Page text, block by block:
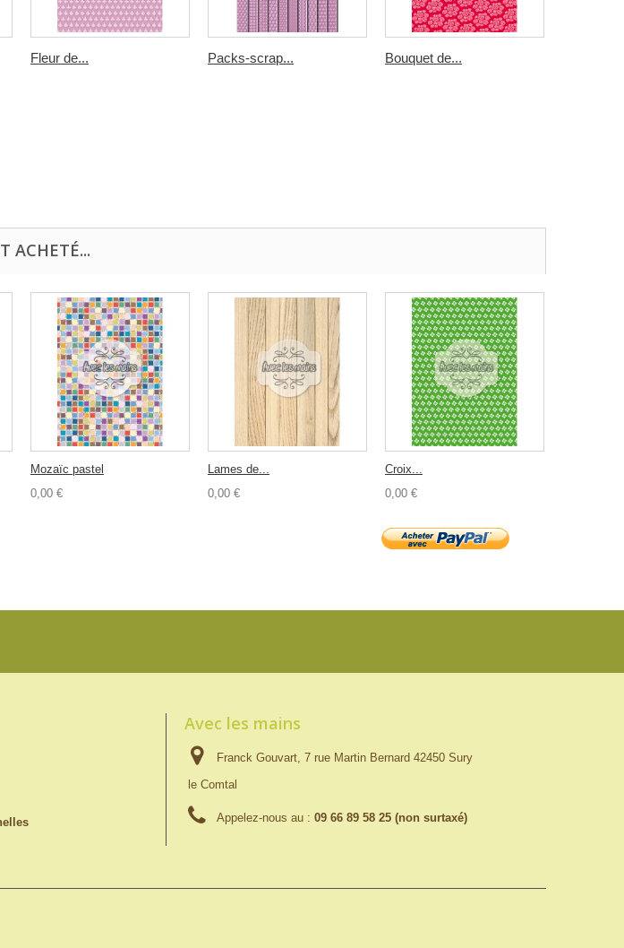
Fleur de... Packs-scrap... Bouquet de...
ACHETÉ...
Mozaïc pastel
0,00 €
Lames de...
0,00 €
Croix...
0,00 €
Avec les mains
Franck Gouvart, 7 rue Martin Bernard 42450 Sury
le Comtal
Appelez-nous au : 09 66 89 58 25 (non surtaxé)